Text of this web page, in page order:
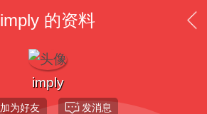
imply 的资料
imply
加为好友 发消息